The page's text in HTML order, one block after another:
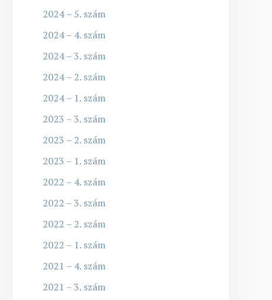
2024 – 5. szám
2024 – 4. szám
2024 – 3. szám
2024 – 2. szám
2024 – 1. szám
2023 – 3. szám
2023 – 2. szám
2023 – 1. szám
2022 – 4. szám
2022 – 3. szám
2022 – 2. szám
2022 – 1. szám
2021 – 4. szám
2021 – 3. szám